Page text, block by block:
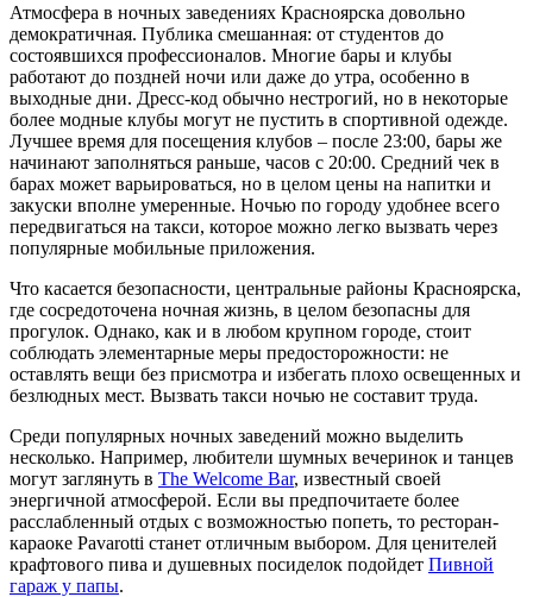
Атмосфера в ночных заведениях Красноярска довольно
демократичная. Публика смешанная: от студентов до
состоявшихся профессионалов. Многие бары и клубы
работают до поздней ночи или даже до утра, особенно в
выходные дни. Дресс-код обычно нестрогий, но в некоторые
более модные клубы могут не пустить в спортивной одежде.
Лучшее время для посещения клубов – после 23:00, бары же
начинают заполняться раньше, часов с 20:00. Средний чек в
барах может варьироваться, но в целом цены на напитки и
закуски вполне умеренные. Ночью по городу удобнее всего
передвигаться на такси, которое можно легко вызвать через
популярные мобильные приложения.
Что касается безопасности, центральные районы Красноярска,
где сосредоточена ночная жизнь, в целом безопасны для
прогулок. Однако, как и в любом крупном городе, стоит
соблюдать элементарные меры предосторожности: не
оставлять вещи без присмотра и избегать плохо освещенных и
безлюдных мест. Вызвать такси ночью не составит труда.
Среди популярных ночных заведений можно выделить
несколько. Например, любители шумных вечеринок и танцев
могут заглянуть в The Welcome Bar, известный своей
энергичной атмосферой. Если вы предпочитаете более
расслабленный отдых с возможностью попеть, то ресторан-
караоке Pavarotti станет отличным выбором. Для ценителей
крафтового пива и душевных посиделок подойдет Пивной
гараж у папы.